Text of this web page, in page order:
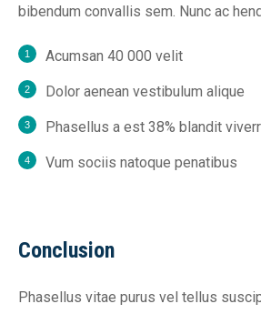
bibendum convallis sem. Nunc ac
Acumsan 40 000 velit
Dolor aenean vestibulum alique
Phasellus a est 38% blandit
Vum sociis natoque penatibus
Conclusion
Phasellus vitae purus vel tellus